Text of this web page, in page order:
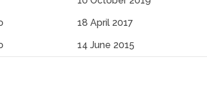
18 April 2017
14 June 2015